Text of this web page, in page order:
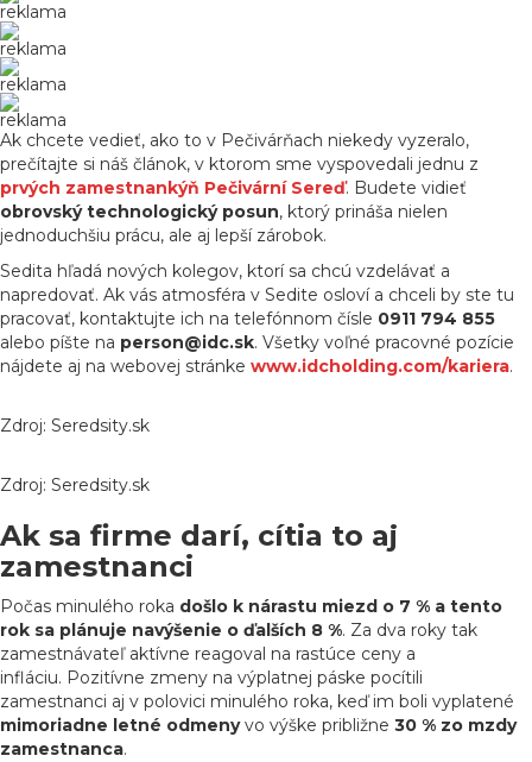
reklama
reklama
reklama
reklama
Ak chcete vedieť, ako to v Pečivárňach niekedy vyzeralo,
prečítajte si náš článok, v ktorom sme vyspovedali jednu z
prvých zamestnankýň Pečivární Sereď. Budete vidieť
obrovský technologický posun, ktorý prináša nielen
jednoduchšiu prácu, ale aj lepší zárobok.
Sedita hľadá nových kolegov, ktorí sa chcú vzdelávať a
napredovať. Ak vás atmosféra v Sedite osloví a chceli by ste tu
pracovať, kontaktujte ich na telefónnom čísle 0911 794 855
alebo píšte na person@idc.sk. Všetky voľné pracovné pozície
nájdete aj na webovej stránke www.idcholding.com/kariera.
Zdroj: Seredsity.sk
Zdroj: Seredsity.sk
Ak sa firme darí, cítia to aj
zamestnanci
Počas minulého roka došlo k nárastu miezd o 7 % a tento
rok sa plánuje navýšenie o ďalších 8 %. Za dva roky tak
zamestnávateľ aktívne reagoval na rastúce ceny a
infláciu. Pozitívne zmeny na výplatnej páske pocítili
zamestnanci aj v polovici minulého roka, keď im boli vyplatené
mimoriadne letné odmenyvo výške približne 30 % zo mzdy
zamestnanca.